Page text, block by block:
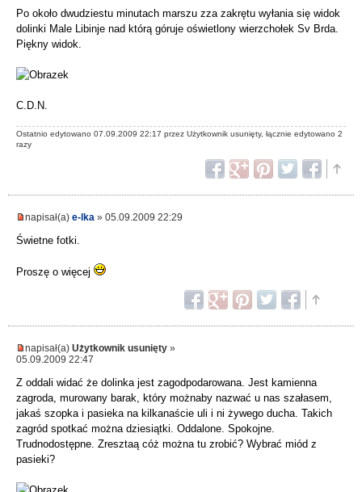
Po około dwudziestu minutach marszu zza zakrętu wyłania się widok
dolinki Male Libinje nad którą góruje oświetlony wierzchołek Sv Brda.
Piękny widok.
C.D.N.
Ostatnio edytowano 07.09.2009 22:17 przez Użytkownik usunięty, łącznie edytowano 2
razy
napisał(a) e-lka » 05.09.2009 22:29
Świetne fotki.
Proszę o więcej
napisał(a) Użytkownik usunięty »
05.09.2009 22:47
Z oddali widać że dolinka jest zagodpodarowana. Jest kamienna
zagroda, murowany barak, który możnaby nazwać u nas szałasem,
jakaś szopka i pasieka na kilkanaście uli i ni żywego ducha. Takich
zagród spotkać można dziesiątki. Oddalone. Spokojne.
Trudnodostępne. Zresztaą cóż można tu zrobić? Wybrać miód z
pasieki?